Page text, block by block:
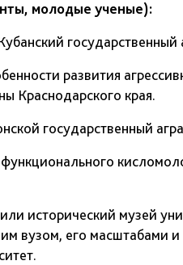
молодые ученые):
государственный
развития
Краснодарского края.
государственный
исторический музей
вузом, его масштабами